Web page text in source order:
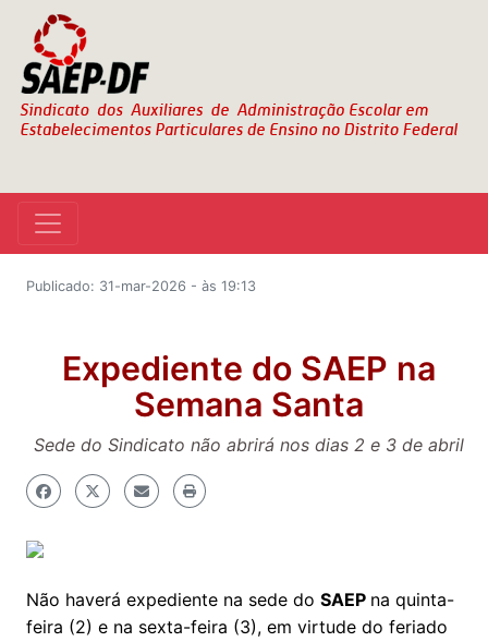
Publicado: 31-mar-2026 - às 19:13
Expediente do SAEP na
Semana Santa
Sede do Sindicato não abrirá nos dias 2 e 3 de abril
Não haverá expediente na sede do SAEP na quinta-
feira (2) e na sexta-feira (3), em virtude do feriado